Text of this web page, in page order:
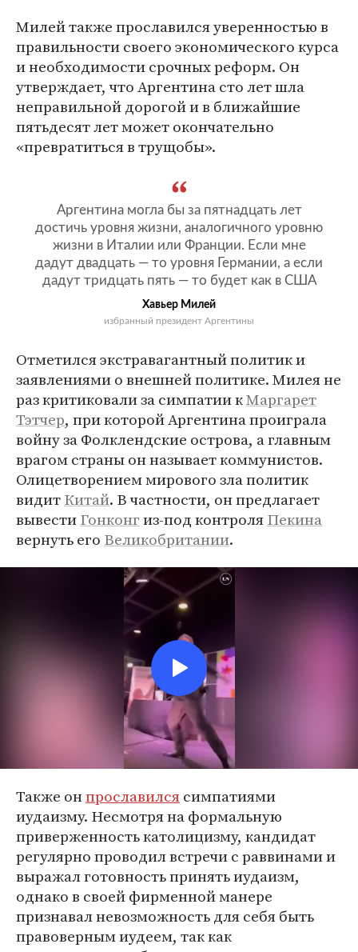
Милей также прославился уверенностью в
правильности своего экономического курса
и необходимости срочных реформ. Он
утверждает, что Аргентина сто лет шла
неправильной дорогой и в ближайшие
пятьдесят лет может окончательно
«превратиться в трущобы».
Аргентина могла бы за пятнадцать лет
достичь уровня жизни, аналогичного уровню
жизни в Италии или Франции. Если мне
дадут двадцать — то уровня Германии, а если
дадут тридцать пять — то будет как в США
Хавьер Милей
избранный президент Аргентины
Отметился экстравагантный политик и
заявлениями о внешней политике. Милея не
раз критиковали за симпатии кМаргарет
Тэтчер, при которой Аргентина проиграла
войну за Фолклендские острова, а главным
врагом страны он называет коммунистов.
Олицетворением мирового зла политик
видитКитай. В частности, он предлагает
вывестиГонконгиз-под контроляПекина
вернуть его Великобритании.
Также онпрославилсясимпатиями
иудаизму. Несмотря на формальную
приверженность католицизму, кандидат
регулярно проводил встречи с раввинами и
выражал готовность принять иудаизм,
однако в своей фирменной манере
признавал невозможность для себя быть
правоверным иудеем, так как